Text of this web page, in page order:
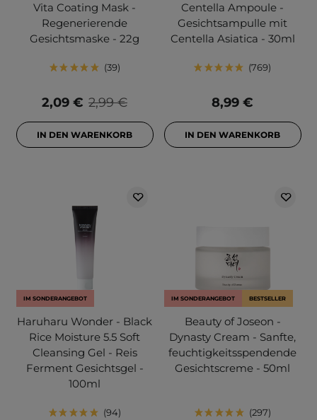
Vita Coating Mask -
Regenerierende
Gesichtsmaske - 22g
39
2,99 €
2,09 €
IN DEN WARENKORB
Centella Ampoule -
Gesichtsampulle mit
Centella Asiatica - 30ml
769
8,99 €
IN DEN WARENKORB
IM SONDERANGEBOT
Haruharu Wonder - Black
Rice Moisture 5.5 Soft
Cleansing Gel - Reis
Ferment Gesichtsgel -
100ml
94
IM SONDERANGEBOT BESTSELLER
Beauty of Joseon -
Dynasty Cream - Sanfte,
feuchtigkeitsspendende
Gesichtscreme - 50ml
297